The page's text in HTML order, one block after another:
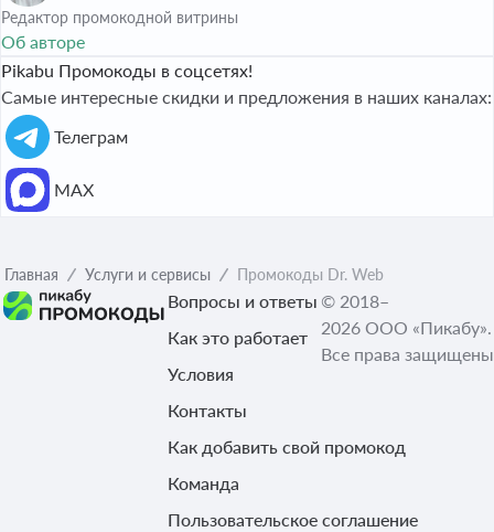
Редактор промокодной витрины
Об авторе
Pikabu Промокоды в соцсетях!
Самые интересные скидки и предложения в наших каналах:
Телеграм
МАХ
Главная Услуги и сервисы Промокоды Dr. Web
Вопросы и ответы
Как это работает
Условия
Контакты
Как добавить свой промокод
Команда
Пользовательское соглашение
© 2018–
2026 ООО «Пикабу».
Все права защищены